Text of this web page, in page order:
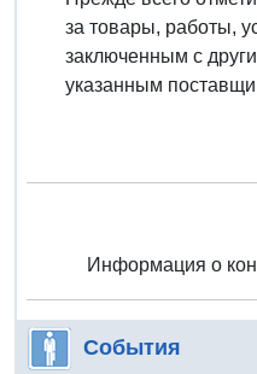
за товары, работы,
заключенным с
указанным
Информация о
События